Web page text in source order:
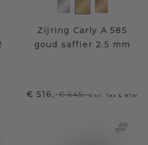
Zijring Carly A 585
goud saffier 2.5 mm
€ 516,-€ 645,-Excl. Tax & BTW